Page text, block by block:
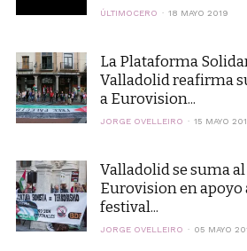
ÚLTIMOCERO 18 MAYO 2019
La Plataforma
Valladolid reafirma
a Eurovision...
JORGE OVELLEIRO 15 MAYO
Valladolid se suma
Eurovision en apoyo
festival...
JORGE OVELLEIRO 05 MAYO